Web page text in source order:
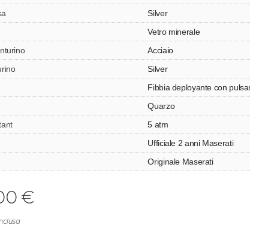
Silver
Vetro minerale
Acciaio
Silver
Fibbia deployante con pulsanti
Quarzo
5 atm
Ufficiale 2 anni Maserati
Originale Maserati
€